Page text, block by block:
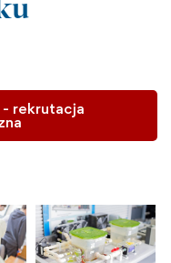
- rekrutacja